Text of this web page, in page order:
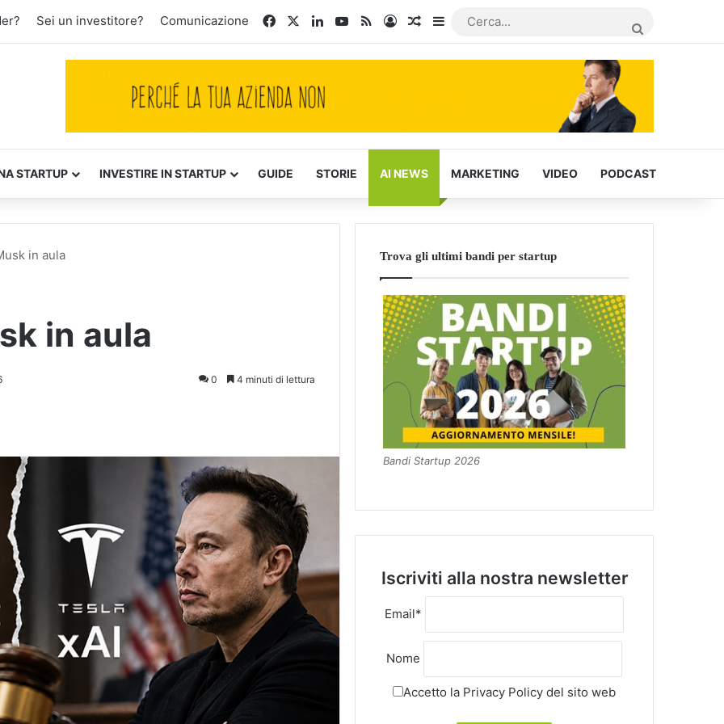
Sei un investitore? Comunicazione FacebookLinkedInYou Tube
RSSAccediArticoli Casuali
Barra laterale
STARTUP INVESTIRE IN STARTUP GUIDE STORIE AI NEWS MARKETING VIDEO PODCAST
in aula
in aula
0 4 minuti di lettura
Trova gli ultimi bandi per startup
Bandi Startup 2026
Iscriviti alla nostra newsletter
Email*
Nome
Accetto la Privacy Policy del sito web